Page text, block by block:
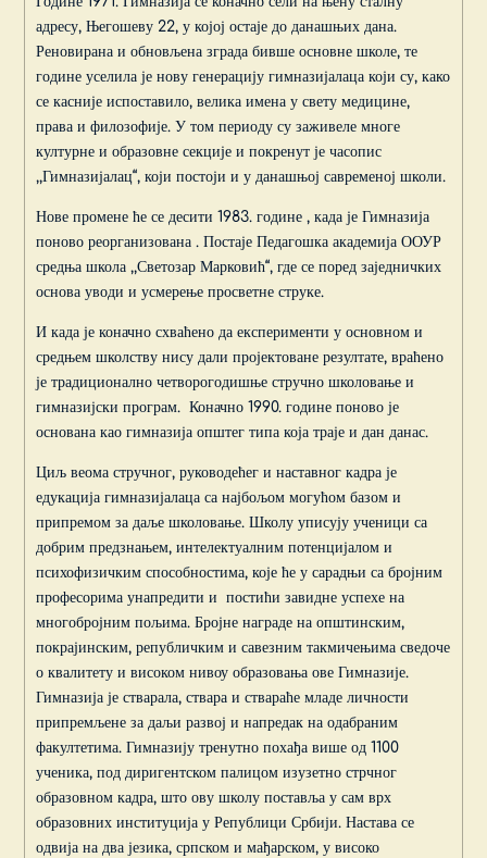
адресу, Његошеву 22, у којој остаје до данашњих дана.
Реновирана и обновљена зграда бивше основне школе, те
године уселила је нову генерацију гимназијалаца који су, како
се касније испоставило, велика имена у свету медицине,
права и филозофије. У том периоду су заживеле многе
културне и образовне секције и покренут је часопис
,,Гимназијалац“, који постоји и у данашњој савременој школи.
Нове промене ће се десити 1983. године , када је Гимназија
поново реорганизована . Постаје Педагошка академија ООУР
средња школа ,,Светозар Марковић“, где се поред заједничких
основа уводи и усмерење просветне струке.
И када је коначно схваћено да експерименти у основном и
средњем школству нису дали пројектоване резултате, враћено
је традиционално четворогодишње стручно школовање и
гимназијски програм. Коначно 1990. године поново је
основана као гимназија општег типа која траје и дан данас.
Циљ веома стручног, руководећег и наставног кадра је
едукација гимназијалаца са најбољом могућом базом и
припремом за даље школовање. Школу уписују ученици са
добрим предзнањем, интелектуалним потенцијалом и
психофизичким способностима, које ће у сарадњи са бројним
професорима унапредити и постићи завидне успехе на
многобројним пољима. Бројне награде на општинским,
покрајинским, републичким и савезним такмичењима сведоче
о квалитету и високом нивоу образовања ове Гимназије.
Гимназија је стварала, ствара и ствараће младе личности
припремљене за даљи развој и напредак на одабраним
факултетима. Гимназију тренутно похађа више од 1100
ученика, под диригентском палицом изузетно стрчног
образовном кадра, што ову школу поставља у сам врх
образовних институција у Републици Србији. Настава се
одвија на два језика, српском и мађарском, у високо